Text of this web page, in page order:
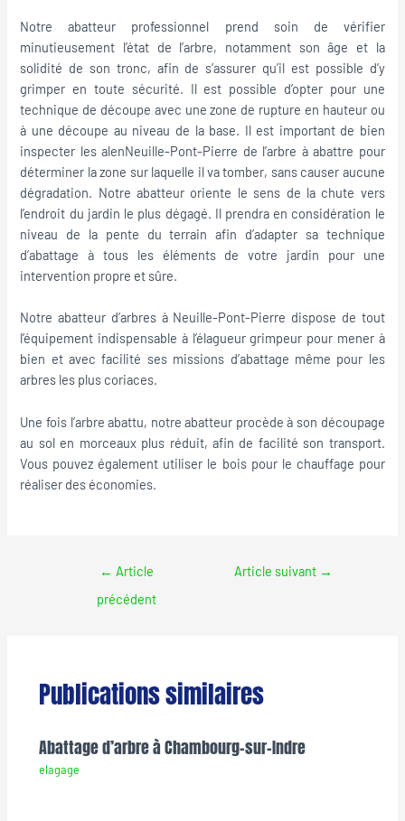
Notre abatteur professionnel prend soin de vérifier
minutieusement l’état de l’arbre, notamment son âge et la
solidité de son tronc, afin de s’assurer qu’il est possible d’y
grimper en toute sécurité. Il est possible d’opter pour une
technique de découpe avec une zone de rupture en hauteur ou
à une découpe au niveau de la base. Il est important de bien
inspecter les alenNeuille-Pont-Pierre de l’arbre à abattre pour
déterminer la zone sur laquelle il va tomber, sans causer aucune
dégradation. Notre abatteur oriente le sens de la chute vers
l’endroit du jardin le plus dégagé. Il prendra en considération le
niveau de la pente du terrain afin d’adapter sa technique
d’abattage à tous les éléments de votre jardin pour une
intervention propre et sûre.
Notre abatteur d’arbres à Neuille-Pont-Pierre dispose de tout
l’équipement indispensable à l’élagueur grimpeur pour mener à
bien et avec facilité ses missions d’abattage même pour les
arbres les plus coriaces.
Une fois l’arbre abattu, notre abatteur procède à son découpage
au sol en morceaux plus réduit, afin de facilité son transport.
Vous pouvez également utiliser le bois pour le chauffage pour
réaliser des économies.
← Article
précédent
Article suivant →
Publications similaires
Abattage d’arbre à Chambourg-sur-Indre
elagage